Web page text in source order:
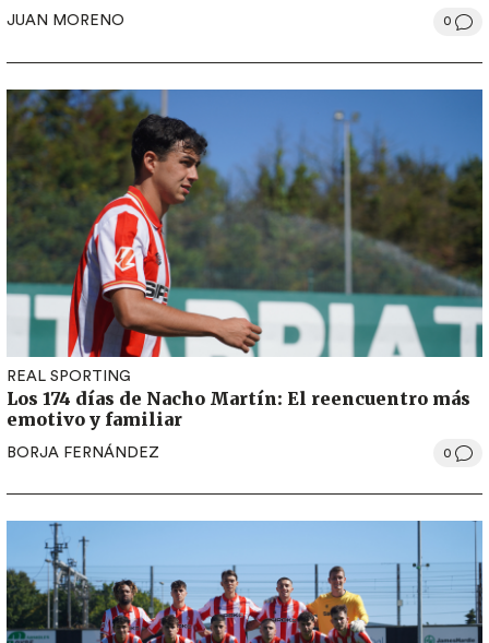
JUAN MORENO 0
REAL SPORTING
Los 174 días de Nacho Martín: El reencuentro más
emotivo y familiar
BORJA FERNÁNDEZ 0